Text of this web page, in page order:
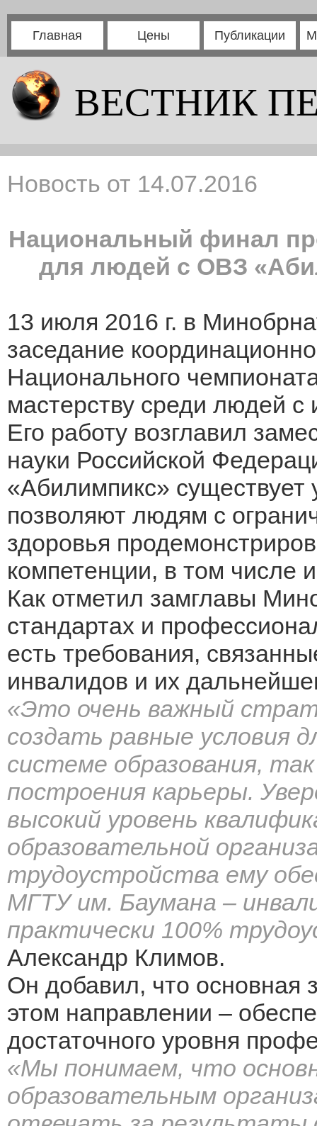
Главная Цены Публикации
ВЕСТНИК
Новость от 14.07.2016
Национальный финал
для людей с ОВЗ
13 июля 2016 г. в
заседание
Национального
мастерству среди людей
Его работу возглавил
науки Российской
«Абилимпикс» существует
позволяют людям с
здоровья
компетенции, в том числе
Как отметил замглавы
стандартах и
есть требования,
инвалидов и их
«Это очень важный
создать равные условия
системе образования,
построения карьеры.
высокий уровень
образовательной
трудоустройства ему
МГТУ им. Баумана –
практически 100%
Александр Климов.
Он добавил, что основная
этом направлении –
достаточного уровня
«Мы понимаем, что
образовательным